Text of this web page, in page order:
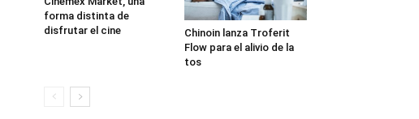
forma distinta de
disfrutar el cine
Chinoin lanza Troferit
Flow para el alivio de la
tos